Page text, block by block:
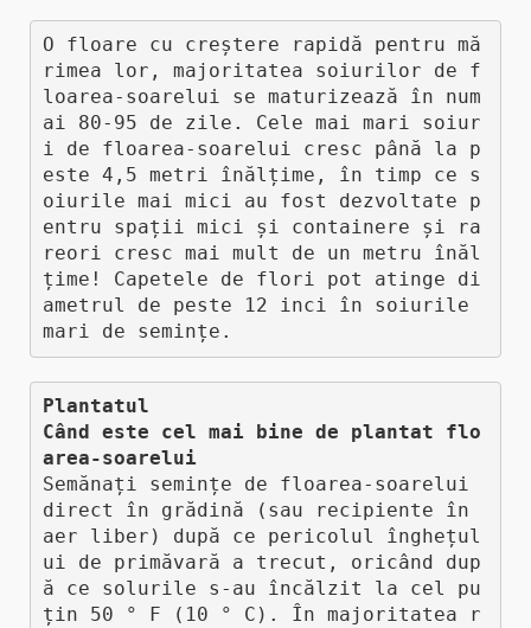
O floare cu creștere rapidă pentru mă
rimea lor, majoritatea soiurilor de f
loarea-soarelui se maturizează în num
ai 80-95 de zile. Cele mai mari soiur
i de floarea-soarelui cresc până la p
este 4,5 metri înălțime, în timp ce s
oiurile mai mici au fost dezvoltate p
entru spații mici și containere și ra
reori cresc mai mult de un metru înăl
țime! Capetele de flori pot atinge di
ametrul de peste 12 inci în soiurile
mari de semințe.
Plantatul
Când este cel mai bine de plantat flo
area-soarelui
Semănați semințe de floarea-soarelui
direct în grădină (sau recipiente în
aer liber) după ce pericolul înghețul
ui de primăvară a trecut, oricând dup
ă ce solurile s-au încălzit la cel pu
țin 50 ° F (10 ° C). În majoritatea r